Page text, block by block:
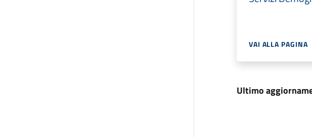
VAI ALLA PAGINA
Ultimo